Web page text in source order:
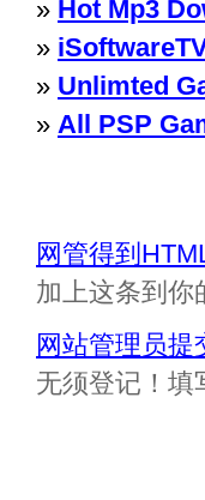
» Hot Mp3
»
» Unlimted
» All PSP
网管得到
加上这条到你
网站管理员提
无须登记！填